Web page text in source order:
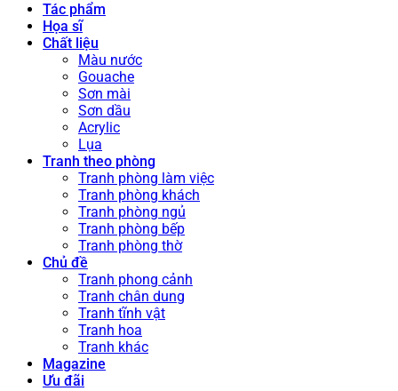
Tác phẩm
Họa sĩ
Chất liệu
Màu nước
Gouache
Sơn mài
Sơn dầu
Acrylic
Lụa
Tranh theo phòng
Tranh phòng làm việc
Tranh phòng khách
Tranh phòng ngủ
Tranh phòng bếp
Tranh phòng thờ
Chủ đề
Tranh phong cảnh
Tranh chân dung
Tranh tĩnh vật
Tranh hoa
Tranh khác
Magazine
Ưu đãi